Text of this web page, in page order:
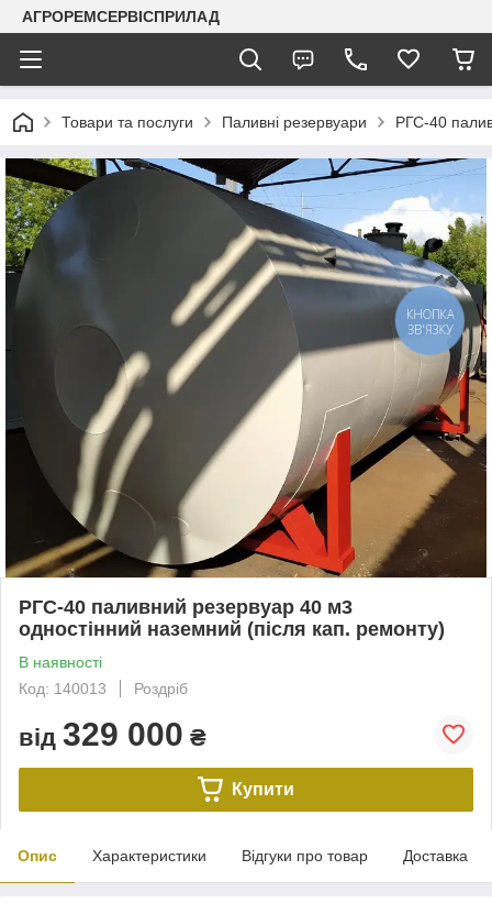
АГРОРЕМСЕРВІСПРИЛАД
Товари та послуги Паливні резервуари РГС-40
РГС-40 паливний резервуар 40 м3
одностінний наземний (після кап. ремонту)
В наявності
Код: 140013
Роздріб
від 329 000 ₴
Купити
Опис Характеристики Відгуки про товар Доставка
КНОПКА
ЗВ'ЯЗКУ